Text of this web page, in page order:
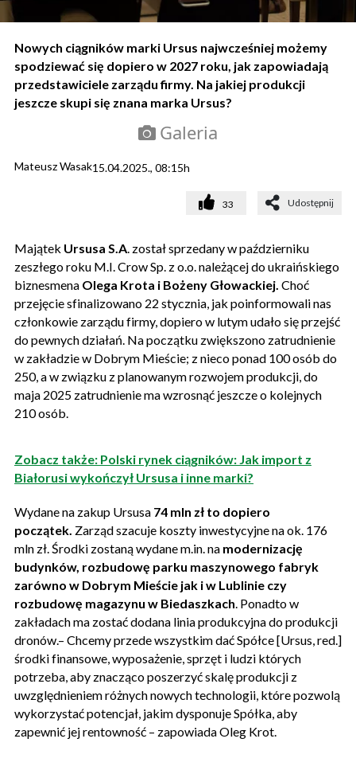
Nowych ciągników marki Ursus najwcześniej możemy
spodziewać się dopiero w 2027 roku, jak zapowiadają
przedstawiciele zarządu firmy. Na jakiej produkcji
jeszcze skupi się znana marka Ursus?
Galeria
Mateusz Wasak15.04.2025., 08:15h
33 Udostępnij
Majątek Ursusa S.A. został sprzedany w październiku
zeszłego roku M.I. Crow Sp. z o.o. należącej do ukraińskiego
biznesmena Olega Krota i Bożeny Głowackiej. Choć
przejęcie sfinalizowano 22 stycznia, jak poinformowali nas
członkowie zarządu firmy, dopiero w lutym udało się przejść
do pewnych działań. Na początku zwiększono zatrudnienie
w zakładzie w Dobrym Mieście; z nieco ponad 100 osób do
250, a w związku z planowanym rozwojem produkcji, do
maja 2025 zatrudnienie ma wzrosnąć jeszcze o kolejnych
210 osób.
Zobacz także: Polski rynek ciągników: Jak import z
Białorusi wykończył Ursusa i inne marki?
Wydane na zakup Ursusa 74 mln zł to dopiero
początek. Zarząd szacuje koszty inwestycyjne na ok. 176
mln zł. Środki zostaną wydane m.in. na modernizację
budynków, rozbudowę parku maszynowego fabryk
zarówno w Dobrym Mieście jak i w Lublinie czy
rozbudowę magazynu w Biedaszkach. Ponadto w
zakładach ma zostać dodana linia produkcyjna do produkcji
dronów.– Chcemy przede wszystkim dać Spółce [Ursus, red.]
środki finansowe, wyposażenie, sprzęt i ludzi których
potrzeba, aby znacząco poszerzyć skalę produkcji z
uwzględnieniem różnych nowych technologii, które pozwolą
wykorzystać potencjał, jakim dysponuje Spółka, aby
zapewnić jej rentowność – zapowiada Oleg Krot.